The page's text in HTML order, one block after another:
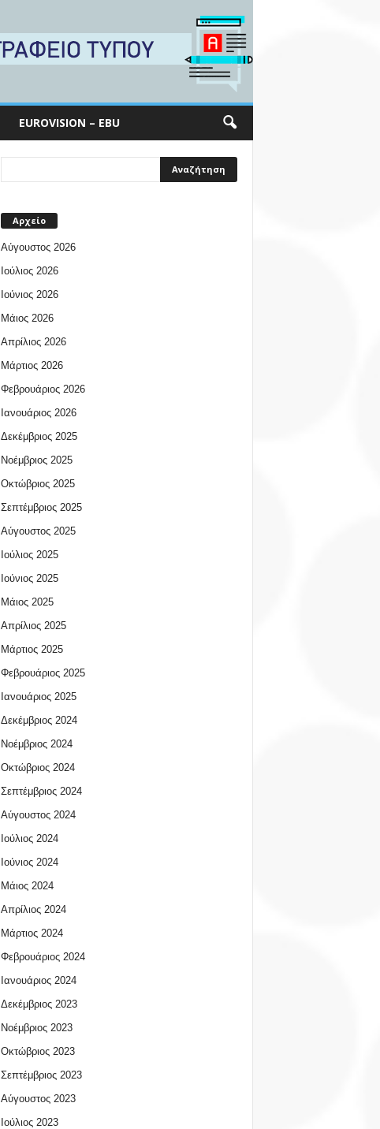
EUROVISION – EBU
Αρχείο
Αύγουστος 2026
Ιούλιος 2026
Ιούνιος 2026
Μάιος 2026
Απρίλιος 2026
Μάρτιος 2026
Φεβρουάριος 2026
Ιανουάριος 2026
Δεκέμβριος 2025
Νοέμβριος 2025
Οκτώβριος 2025
Σεπτέμβριος 2025
Αύγουστος 2025
Ιούλιος 2025
Ιούνιος 2025
Μάιος 2025
Απρίλιος 2025
Μάρτιος 2025
Φεβρουάριος 2025
Ιανουάριος 2025
Δεκέμβριος 2024
Νοέμβριος 2024
Οκτώβριος 2024
Σεπτέμβριος 2024
Αύγουστος 2024
Ιούλιος 2024
Ιούνιος 2024
Μάιος 2024
Απρίλιος 2024
Μάρτιος 2024
Φεβρουάριος 2024
Ιανουάριος 2024
Δεκέμβριος 2023
Νοέμβριος 2023
Οκτώβριος 2023
Σεπτέμβριος 2023
Αύγουστος 2023
Ιούλιος 2023